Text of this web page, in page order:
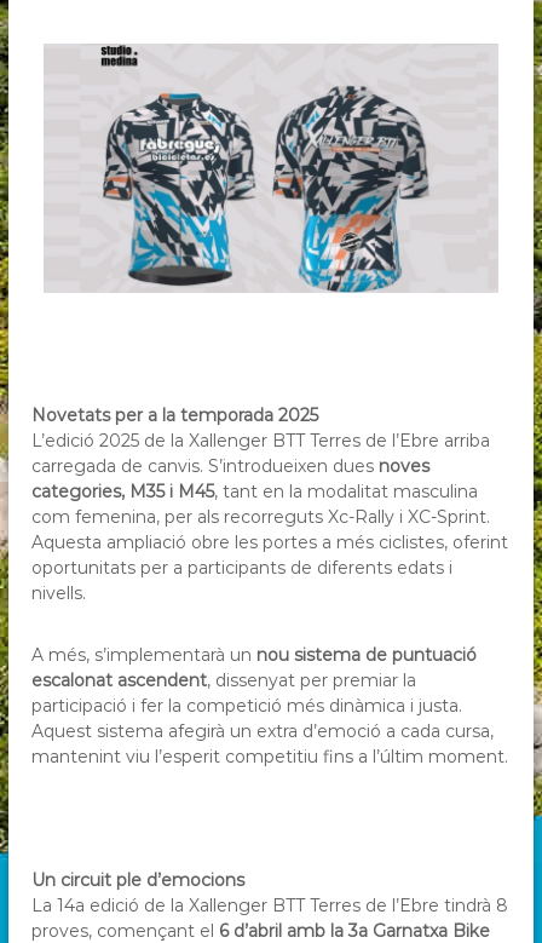
Novetats per a la temporada 2025
L’edició 2025 de la Xallenger BTT Terres de l’Ebre arriba
carregada de canvis. S’introdueixen dues noves
categories, M35 i M45, tant en la modalitat masculina
com femenina, per als recorreguts Xc-Rally i XC-Sprint.
Aquesta ampliació obre les portes a més ciclistes, oferint
oportunitats per a participants de diferents edats i
nivells.
A més, s’implementarà un nou sistema de puntuació
escalonat ascendent, dissenyat per premiar la
participació i fer la competició més dinàmica i justa.
Aquest sistema afegirà un extra d’emoció a cada cursa,
mantenint viu l’esperit competitiu fins a l’últim moment.
Un circuit ple d’emocions
La 14a edició de la Xallenger BTT Terres de l’Ebre tindrà 8
proves, començant el 6 d’abril amb la 3a Garnatxa Bike